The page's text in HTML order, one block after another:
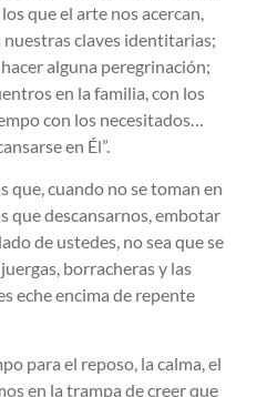
que el arte nos acercan,
nuestras claves identitarias;
alguna peregrinación;
en la familia, con los
con los necesitados…
en Él”.
que, cuando no se toman en
que descansarnos, embotar
de ustedes, no sea que se
borracheras y las
eche encima de repente
para el reposo, la calma, el
en la trampa de creer que